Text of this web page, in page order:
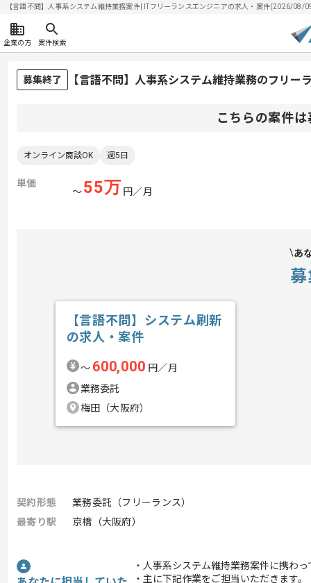
【言語不問】人事系システム維持業務案件| ITフリーランスエンジニアの求人・案件(2026/08/
企業の方 案件検索
募集終了 【言語不問】人事系システム維持業務のフリー
こちらの案件
オンライン商談OK 週5日
単価
〜55万 円／月
あ
【言語不問】システム刷新
の求人・案件
〜 600,000 円／月
業務委託
梅田（大阪府）
契約形態
業務委託（フリーランス）
最寄り駅
京橋（大阪府）
・人事系システム維持業務案件に携わ
・主に下記作業をご担当いただきます。